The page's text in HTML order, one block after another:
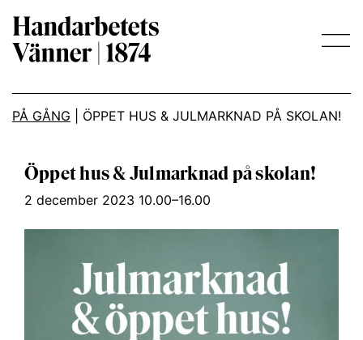
Main Navigation
PÅ GÅNG ÖPPET HUS & JULMARKNAD PÅ SKOLAN!
Öppet hus & Julmarknad på skolan!
2 december 2023 10.00–16.00